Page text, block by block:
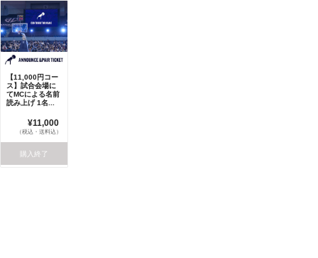
【11,000円コー
ス】試合会場に
てMCによる名前
読み上げ 1名...
¥11,000
（税込・送料込）
購入終了